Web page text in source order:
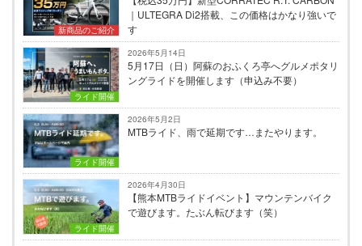
新商品のご紹介
｜ULTEGRA Di2搭載、この価格はかなり強いで
す
ライド開催
2026年5月14日
5月17日（日）阿蘇のおふくろ亭へグルメポタリ
ングライドを開催します（申込み不要）
ライド開催
2026年5月2日
MTBライド、雨で延期です…またやります。
ライド開催
2026年4月30日
【熊本MTBライドイベント】マウンテンバイク
で遊びます。たぶん転びます（笑）